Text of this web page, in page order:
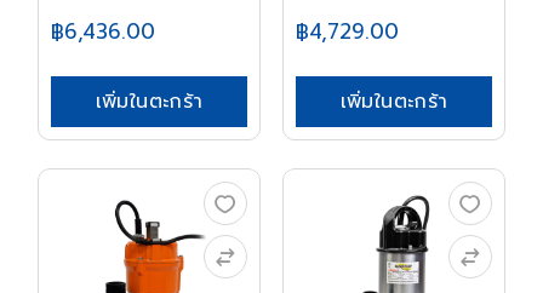
฿6,436.00
เพิ่มในตะกร้า
฿4,729.00
เพิ่มในตะกร้า